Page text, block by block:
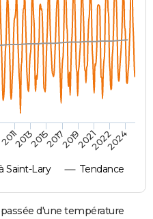
Saint-Lary Tendance
2013201520172019202120222024
d'une température